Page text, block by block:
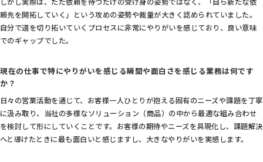
頼先を開拓していく」という攻めの姿勢や裁量が大きく認められていました。
自分で道を切り拓いていくプロセスに非常にやりがいを感じており、良い意味
でのギャップでした。
現在の仕事で特にやりがいを感じる瞬間や面白さを感じる業務は何です
か？
日々の営業活動を通じて、お客様一人ひとりが抱える固有のニーズや課題を丁寧
に汲み取り、当社の多様なソリューション（商品）の中から最適な組み合わせ
を検討して形にしていくことです。お客様の期待やニーズを具現化し、課題解決
へと導けたときに最も面白いと感じますし、大きなやりがいを実感します。